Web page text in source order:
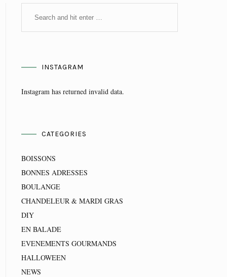
INSTAGRAM
Instagram has returned invalid data.
CATEGORIES
BOISSONS
BONNES ADRESSES
BOULANGE
CHANDELEUR & MARDI GRAS
DIY
EN BALADE
EVENEMENTS GOURMANDS
HALLOWEEN
NEWS